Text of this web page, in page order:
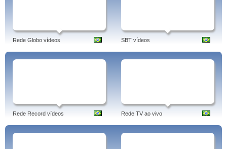
Rede Globo vídeos SBT vídeos
Rede Record vídeos Rede TV ao vivo